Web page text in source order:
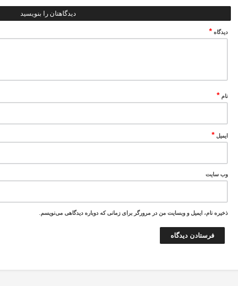
دیدگاهتان را بنویسید
دیدگاه*
نام*
ایمیل*
وب‌ سایت
ذخیره نام، ایمیل و وبسایت من در مرورگر برای زمانی که دوباره دیدگاهی می‌نویسم.